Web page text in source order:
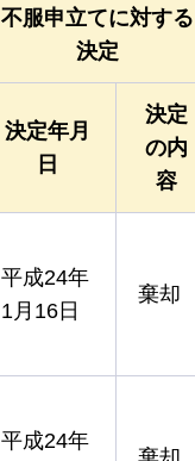
不服申立てに対する
決定
決定年月
日
決定
の内
容
平成24年
1月16日
棄却
平成24年